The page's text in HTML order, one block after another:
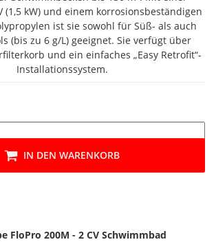
(1,5 kW) und einem korrosionsbeständigen
ist sie sowohl für Süß- als auch
(bis zu 6 g/L) geeignet. Sie verfügt über
und ein einfaches „Easy Retrofit“-
Installationssystem.
IN DEN WARENKORB
FloPro 200M - 2 CV Schwimmbad